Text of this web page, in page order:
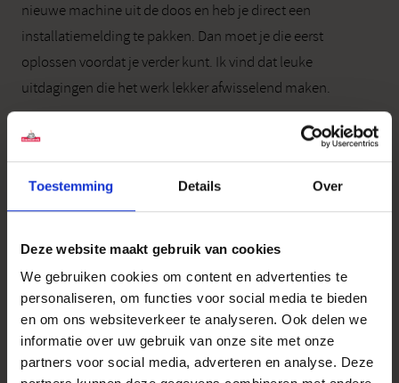
Toestemming Details Over
Deze website maakt gebruik van cookies
We gebruiken cookies om content en advertenties te
personaliseren, om functies voor social media te bieden
en om ons websiteverkeer te analyseren. Ook delen we
informatie over uw gebruik van onze site met onze
partners voor social media, adverteren en analyse. Deze
nieuwe machine uit de doos en heb je direct een
installatiemelding te pakken. Dan moet je die eerst
oplossen voordat je verder kunt. Ik vind dat leuke
uitdagingen die het werk lekker afwisselend maken.
NIEUWE KANS